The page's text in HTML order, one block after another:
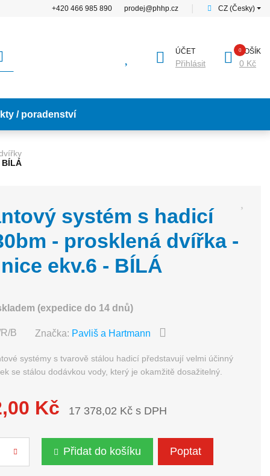
+420 466 985 890 prodej@phhp.cz CZ (Česky)
ÚČET
Přihlásit
KOŠÍK
0 Kč
/ poradenství
systém s hadicí
- prosklená dvířka -
ekv.6 - BÍLÁ
(expedice do 14 dnů)
B Značka: Pavliš a Hartmann
systémy s tvarově stálou hadicí představují velmi účinný
se stálou dodávkou vody, který je okamžitě dosažitelný.
Kč 17 378,02 Kč s DPH
Přidat do košíku Poptat